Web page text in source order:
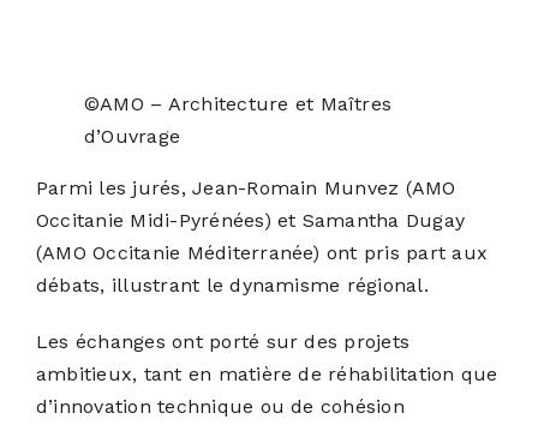
©AMO – Architecture et Maîtres
d’Ouvrage
Parmi les jurés, Jean-Romain Munvez (AMO
Occitanie Midi-Pyrénées) et Samantha Dugay
(AMO Occitanie Méditerranée) ont pris part aux
débats, illustrant le dynamisme régional.
Les échanges ont porté sur des projets
ambitieux, tant en matière de réhabilitation que
d’innovation technique ou de cohésion